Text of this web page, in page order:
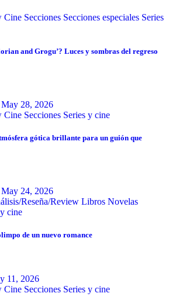
Cine Secciones Secciones especiales Series
and Grogu’? Luces y sombras del regreso
May 28, 2026
Cine Secciones Series y cine
gótica brillante para un guión que
May 24, 2026
Reseña/Review Libros Novelas
cine
de un nuevo romance
11, 2026
Cine Secciones Series y cine